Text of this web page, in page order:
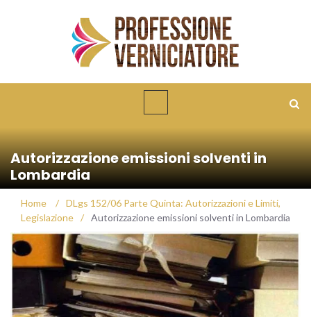
Autorizzazione emissioni solventi in
Lombardia
Home / DLgs 152/06 Parte Quinta: Autorizzazioni e Limiti,
Legislazione / Autorizzazione emissioni solventi in Lombardia